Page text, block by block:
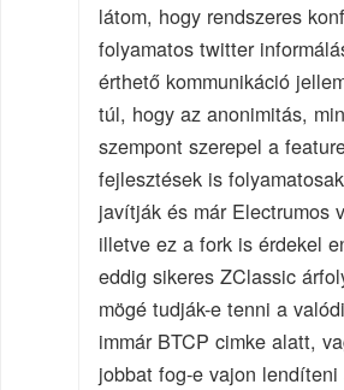
látom, hogy rendszeres
folyamatos twitter
érthető kommunikáció
túl, hogy az anonimitás,
szempont szerepel a
fejlesztések is
javítják és már Electrumos
illetve ez a fork is érdekel
eddig sikeres ZClassic
mögé tudják-e tenni a
immár BTCP cimke alatt,
jobbat fog-e vajon